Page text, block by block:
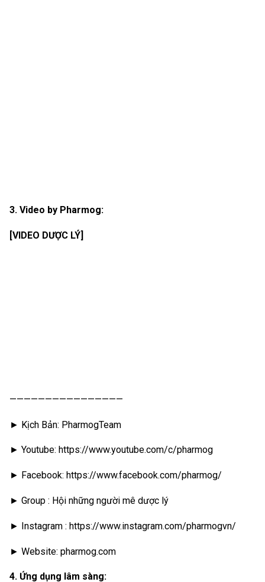
3. Video by Pharmog:
[VIDEO DƯỢC LÝ]
————————————————
► Kịch Bản: PharmogTeam
► Youtube: https://www.youtube.com/c/pharmog
► Facebook: https://www.facebook.com/pharmog/
► Group : Hội những người mê dược lý
► Instagram : https://www.instagram.com/pharmogvn/
► Website: pharmog.com
4. Ứng dụng lâm sàng: